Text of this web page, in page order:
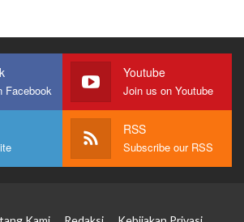
Facebook
Youtube
Join us on Youtube
RSS
Subscribe our RSS